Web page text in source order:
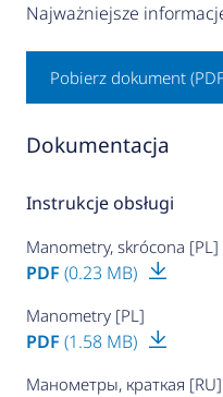
Najważniejsze
Pobierz dokument
Dokumentacja
Instrukcje obsługi
Manometry, skrócona [PL]
PDF (0.23 MB)
Manometry [PL]
PDF (1.58 MB)
Манометры, краткая [RU]